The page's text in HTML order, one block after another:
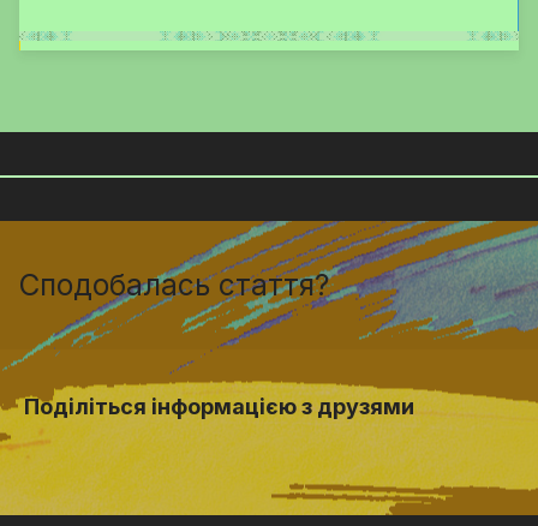
Сподобалась стаття?
Поділіться інформацією з друзями